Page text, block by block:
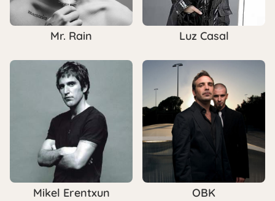
Mr. Rain Luz Casal
Mikel Erentxun OBK